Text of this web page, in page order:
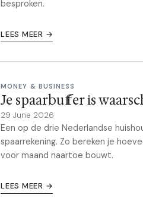
besproken.
LEES MEER →
MONEY & BUSINESS
Je spaarbuffer is
29 June 2026
Een op de drie Nederlandse
spaarrekening. Zo bereken je
voor maand naartoe bouwt.
LEES MEER →